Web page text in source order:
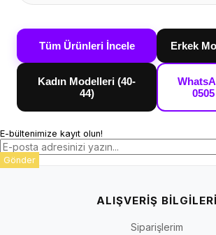
Tüm Ürünleri İncele Erkek
Kadın Modelleri (40-
44)
E-bültenimize kayıt olun!
Gönder
ALIŞVERİŞ BİLGİLERİ
Siparişlerim